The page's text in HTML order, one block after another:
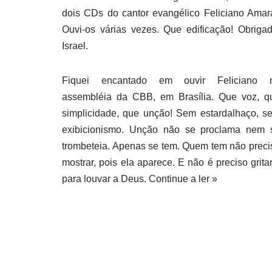
dois CDs do cantor evangélico Feliciano
Ouvi-os várias vezes. Que edificação!
Israel.
Fiquei encantado em ouvir Feliciano
assembléia da CBB, em Brasília. Que voz,
simplicidade, que unção! Sem estardalhaço,
exibicionismo. Unção não se proclama nem
trombeteia. Apenas se tem. Quem tem não
mostrar, pois ela aparece. E não é preciso
para louvar a Deus. Continue a ler »